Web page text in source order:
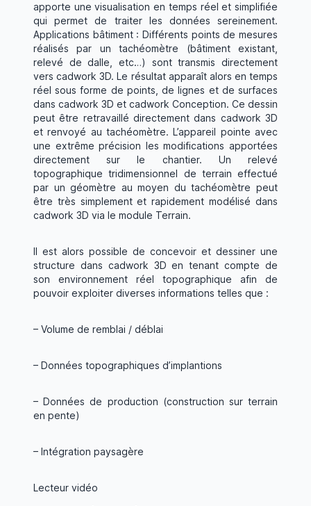
apporte une visualisation en temps réel et simplifiée
qui permet de traiter les données sereinement.
Applications bâtiment : Différents points de mesures
réalisés par un tachéomètre (bâtiment existant,
relevé de dalle, etc…) sont transmis directement
vers cadwork 3D. Le résultat apparaît alors en temps
réel sous forme de points, de lignes et de surfaces
dans cadwork 3D et cadwork Conception. Ce dessin
peut être retravaillé directement dans cadwork 3D
et renvoyé au tachéomètre. L’appareil pointe avec
une extrême précision les modifications apportées
directement sur le chantier. Un relevé
topographique tridimensionnel de terrain effectué
par un géomètre au moyen du tachéomètre peut
être très simplement et rapidement modélisé dans
cadwork 3D via le module Terrain.
Il est alors possible de concevoir et dessiner une
structure dans cadwork 3D en tenant compte de
son environnement réel topographique afin de
pouvoir exploiter diverses informations telles que :
– Volume de remblai / déblai
– Données topographiques d’implantions
– Données de production (construction sur terrain
en pente)
– Intégration paysagère
Lecteur vidéo